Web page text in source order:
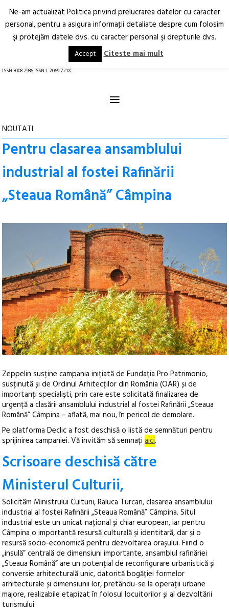
Arhitectură.
Oraș.
RO EN
ISSN 3008-2986 ISSN-L 2069-721X
≡
NOUTATI
Pentru clasarea ansamblului
industrial al fostei Rafinării
„Steaua Română” Câmpina
Zeppelin susține campania inițiată de Fundația Pro Patrimonio,
susținută și de Ordinul Arhitecților din România (OAR) și de
importanți specialiști, prin care este solicitată finalizarea de
urgență a clasării ansamblului industrial al fostei Rafinării „Steaua
Română” Câmpina – aflată, mai nou, în pericol de demolare.
Pe platforma Declic a fost deschisă o listă de semnături pentru
sprijinirea campaniei. Vă invităm să semnațiaici.
Scrisoare deschisă către
Ministerul Culturii,
Solicităm Ministrului Culturii, Raluca Turcan, clasarea ansamblului
industrial al fostei Rafinării „Steaua Română” Câmpina. Situl
industrial este un unicat național și chiar european, iar pentru
Câmpina o importantă resursă culturală și identitară, dar și o
resursă socio-economică pentru dezvoltarea orașului. Fiind o
„insulă” centrală de dimensiuni importante, ansamblul rafinăriei
„Steaua Română” are un potențial de reconfigurare urbanistică și
conversie arhitecturală unic, datorită bogăției formelor
arhitecturale și dimensiunii lor, pretându-se la operații urbane
majore, realizabile etapizat în folosul locuitorilor și al dezvoltării
turismului.
Ne-am actualizat Politica privind prelucrarea datelor cu caracter
personal, pentru a asigura informaţii detaliate despre cum folosim
şi protejăm datele dvs. cu caracter personal şi drepturile dvs.
Accept Citeste mai mult